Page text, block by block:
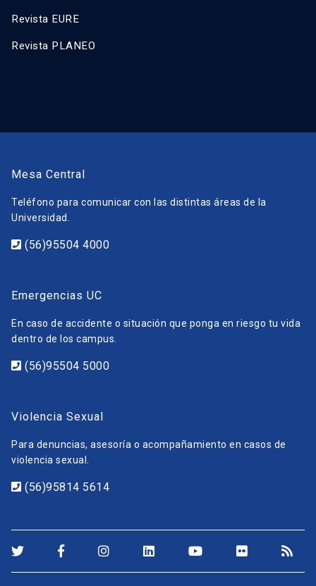
Revista EURE
Revista PLANEO
Mesa Central
Teléfono para comunicar con las distintas áreas de la
Universidad.
(56)95504 4000
Emergencias UC
En caso de accidente o situación que ponga en riesgo tu vida
dentro de los campus.
(56)95504 5000
Violencia Sexual
Para denuncias, asesoría o acompañamiento en casos de
violencia sexual.
(56)95814 5614